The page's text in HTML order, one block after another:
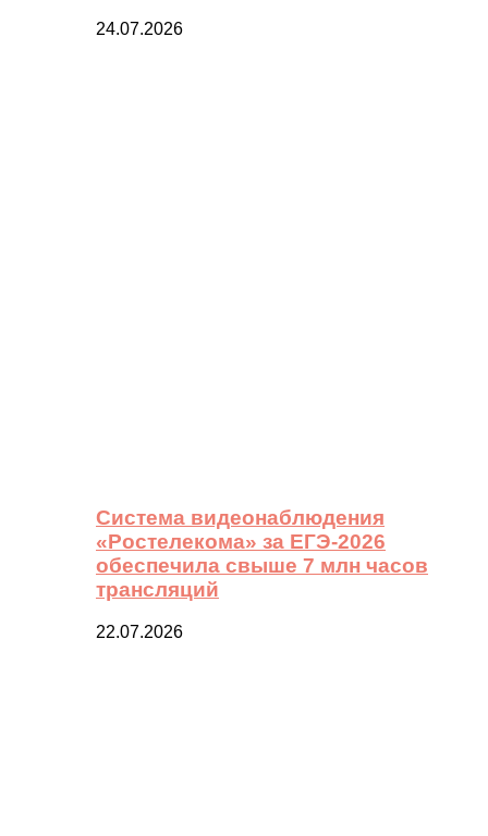
24.07.2026
Система видеонаблюдения
«Ростелекома» за ЕГЭ-2026
обеспечила свыше 7 млн часов
трансляций
22.07.2026